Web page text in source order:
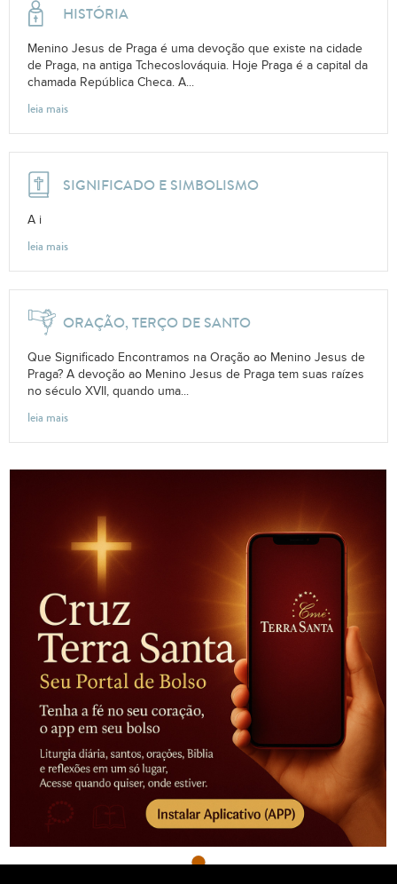
HISTÓRIA
Menino Jesus de Praga é uma devoção que existe na cidade
de Praga, na antiga Tchecoslováquia. Hoje Praga é a capital da
chamada República Checa. A...
leia mais
SIGNIFICADO E SIMBOLISMO
A i
leia mais
ORAÇÃO, TERÇO DE SANTO
Que Significado Encontramos na Oração ao Menino Jesus de
Praga? A devoção ao Menino Jesus de Praga tem suas raízes
no século XVII, quando uma...
leia mais